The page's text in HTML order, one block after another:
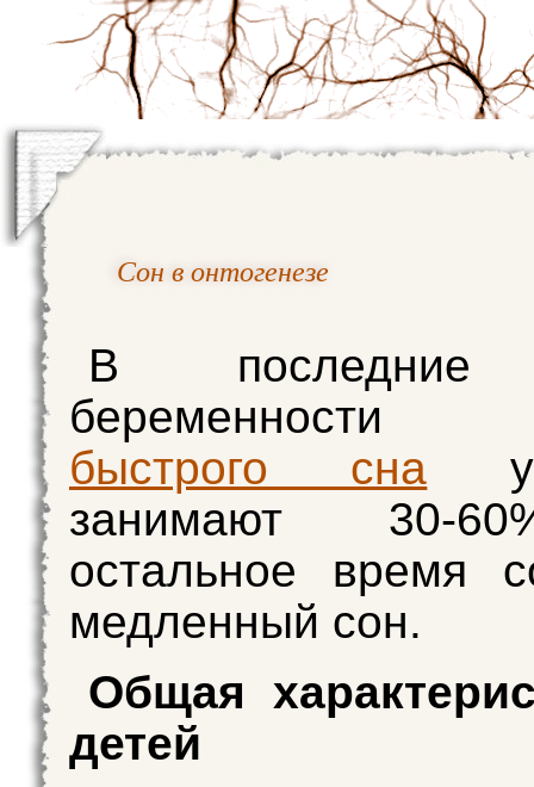
Сон в онтогенезе
В последние
беременности
быстрого сна у
занимают 30-
остальное время
медлен­ный сон.
Общая
детей